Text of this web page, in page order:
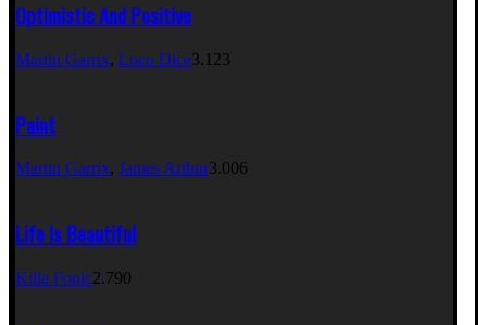
Optimistic And Positive
Martin Garrix, Loco Dice3.123
Paint
Martin Garrix, James Arthur3.006
Life Is Beautiful
Killa Fonic2.790